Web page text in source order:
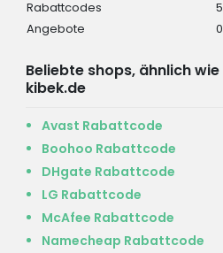
Rabattcodes
5
Angebote
0
Beliebte shops, ähnlich wie
kibek.de
Avast Rabattcode
Boohoo Rabattcode
DHgate Rabattcode
LG Rabattcode
McAfee Rabattcode
Namecheap Rabattcode